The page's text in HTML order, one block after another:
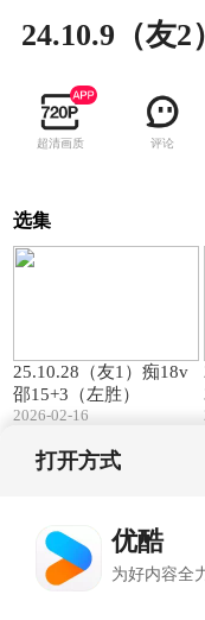
超清画质 评论
选集
25.10.28（友1）痴18v
邵15+3（左胜）
2026-02-16
打开方式
优酷
为好内容全